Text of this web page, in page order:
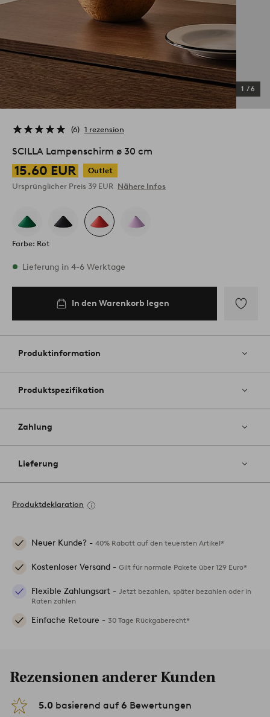
1 /6
6 1 rezension
SCILLA Lampenschirm ø 30 cm
15.60 EUR
Outlet
Ursprünglicher Preis 39 EUR Nähere Infos
Farbe: Rot
Vorrätig
Lieferung in 4-6 Werktage
In den Warenkorb legen
Favoriten
Produktinformation
Produktspezifikation
Zahlung
Lieferung
Produktdeklaration
Neuer Kunde? - 40% Rabatt auf den teuersten Artikel*
Kostenloser Versand - Gilt für normale Pakete über 129 Euro*
Flexible Zahlungsart - Jetzt bezahlen, später bezahlen oder in
Raten zahlen
Einfache Retoure - 30 Tage Rückgaberecht*
Rezensionen anderer Kunden
5.0 basierend auf 6 Bewertungen